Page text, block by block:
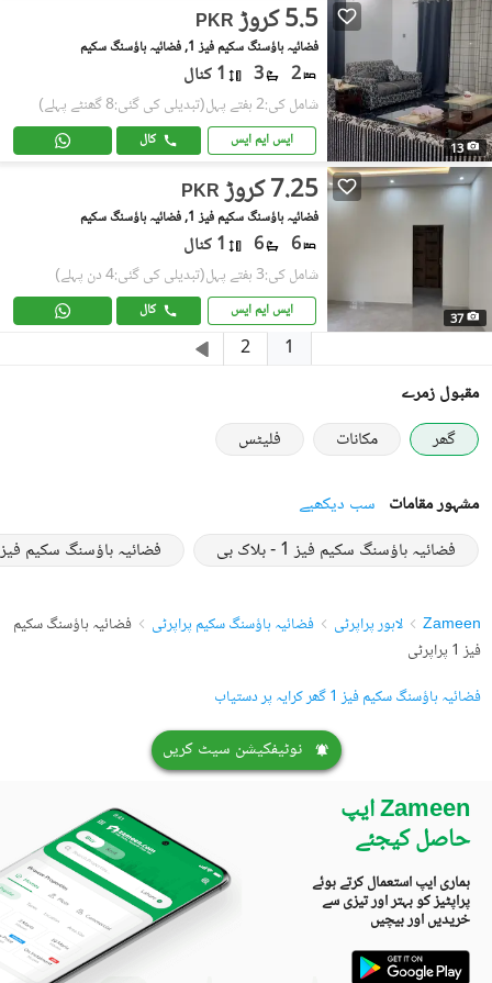
13
PKR 5.5 کروڑ
فضائیہ ہاؤسنگ سکیم فیز 1, فضائیہ ہاؤسنگ سکیم
2
3 1 کنال
شامل کی:2 ہفتے پہل (تبدیلی کی گئی:8 گھنٹے پہلے)
ایس ایم ایس کال
37
PKR 7.25 کروڑ
فضائیہ ہاؤسنگ سکیم فیز 1, فضائیہ ہاؤسنگ سکیم
6
6 1 کنال
شامل کی:3 ہفتے پہل (تبدیلی کی گئی:4 دن پہلے)
ایس ایم ایس کال
1
2
مقبول زمرے
گھر
مکانات فلیٹس
مشہور مقامات سب دیکھیے
فضائیہ ہاؤسنگ سکیم فیز 1 - بلاک بی
فضائیہ ہاؤسنگ سکیم فیز 1 - بلاک
Zameen لاہور پراپرٹی فضائیہ ہاؤسنگ سکیم پراپرٹی
فضائیہ ہاؤسنگ سکیم
فیز 1 پراپرٹی
فضائیہ ہاؤسنگ سکیم فیز 1 گھر کرایہ پر دستیاب
نوٹیفکیشن سیٹ کریں
Zameen ایپ
حاصل کیجئے
ہماری ایپ استعمال کرتے ہوئے
پراپٹیز کو بہتر اور تیزی سے
خریدیں اور بیچیں